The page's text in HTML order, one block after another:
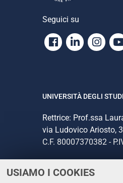
USIAMO I COOKIES
Seguici su
Facebook
Linkedin
UNIVERSITÀ DEGLI
Rettrice: Prof.ssa
via Ludovico Ariosto,
C.F. 80007370382 -
CONTATTI